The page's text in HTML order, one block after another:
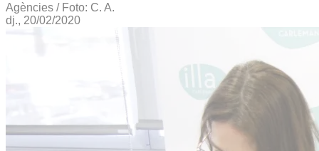
Agències / Foto: C. A.
dj., 20/02/2020